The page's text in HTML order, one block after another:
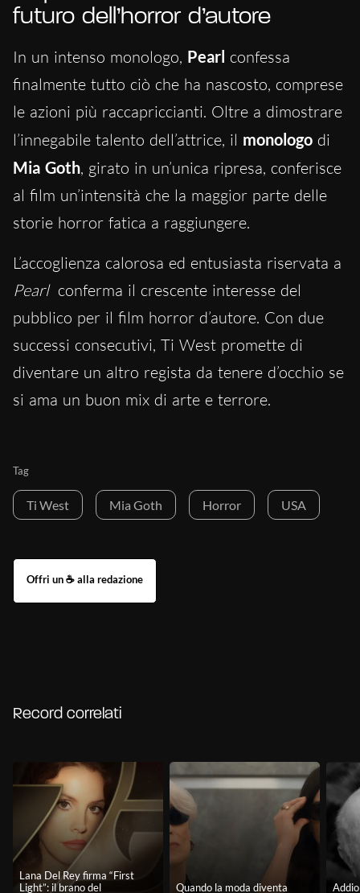
futuro dell’horror d’autore
In un intenso monologo, Pearl confessa
finalmente tutto ciò che ha nascosto, comprese
le azioni più raccapriccianti. Oltre a dimostrare
l’innegabile talento dell’attrice, il monologo di
Mia Goth, girato in un’unica ripresa, conferisce
al film un’intensità che la maggior parte delle
storie horror fatica a raggiungere.
L’accoglienza calorosa ed entusiasta riservata a
Pearl conferma il crescente interesse del
pubblico per il film horror d’autore. Con due
successi consecutivi, Ti West promette di
diventare un altro regista da tenere d’occhio se
si ama un buon mix di arte e terrore.
Tag
Ti West Mia Goth Horror USA
Record correlati
Lana Del Rey firma “First
Light”: il brano del
Quando la moda diventa